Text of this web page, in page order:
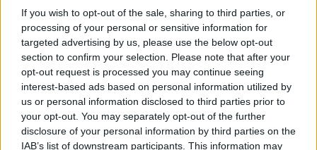
If you wish to opt-out of the sale, sharing to third parties, or
processing of your personal or sensitive information for
targeted advertising by us, please use the below opt-out
section to confirm your selection. Please note that after your
opt-out request is processed you may continue seeing
interest-based ads based on personal information utilized by
us or personal information disclosed to third parties prior to
your opt-out. You may separately opt-out of the further
disclosure of your personal information by third parties on the
IAB’s list of downstream participants. This information may
Jūsų vardas
Komentaras